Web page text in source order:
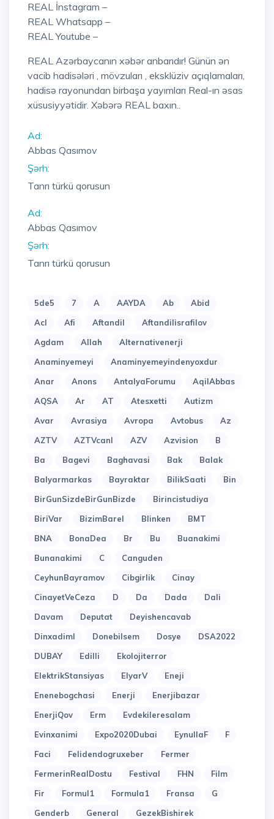
REAL İnstagram –
REAL Whatsapp –
REAL Youtube –
REAL Azərbaycanın xəbər anbarıdır! Günün ən
vacib hadisələri , mövzuları , eksklüziv açıqlamaları,
hadisə rayonundan birbaşa yayımları Real-ın əsas
xüsusiyyətidir. Xəbərə REAL baxın..
Ad:
Abbas Qasımov
Şərh:
Tanrı türkü qorusun
Ad:
Abbas Qasımov
Şərh:
Tanrı türkü qorusun
5de5 7 A AAYDA Ab
Abid
Acl
Afi Aftandil
Aftandilisrafilov
Agdam
Allah
Alternativenerji
Anaminyemeyi
Anaminyemeyindenyoxdur
Anar
Anons AntalyaForumu
AqilAbbas
AQSA
Ar AT Atesxetti
Autizm
Avar
Avrasiya Avropa Avtobus
Az
AZTV
AZTVcanl AZV Azvision
B
Ba
Bagevi Baghavasi Bak
Balak
Balyarmarkas
Bayraktar BilikSaati
Bin
BirGunSizdeBirGunBizde
Birincistudiya
BiriVar
BizimBarel Blinken
BMT
BNA
BonaDea Br Bu
Buanakimi
Bunanakimi
C
Canguden
CeyhunBayramov
Cibgirlik
Cinay
CinayetVeCeza
D Da Dada
Dali
Davam
Deputat
Deyishencavab
Dinxadiml
Donebilsem Dosye
DSA2022
DUBAY
Edilli
Ekolojiterror
ElektrikStansiyas
ElyarV
Eneji
Enenebogchasi
Enerji
Enerjibazar
EnerjiQov
Erm
Evdekileresalam
Evinxanimi
Expo2020Dubai EynullaF
F
Faci
Felidendogruxeber
Fermer
FermerinRealDostu
Festival FHN
Film
Fir
Formul1 Formula1 Fransa
G
Genderb
General
GezekBishirek